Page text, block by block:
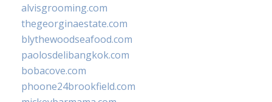
alvisgrooming.com
thegeorginaestate.com
blythewoodseafood.com
paolosdelibangkok.com
bobacove.com
phoone24brookfield.com